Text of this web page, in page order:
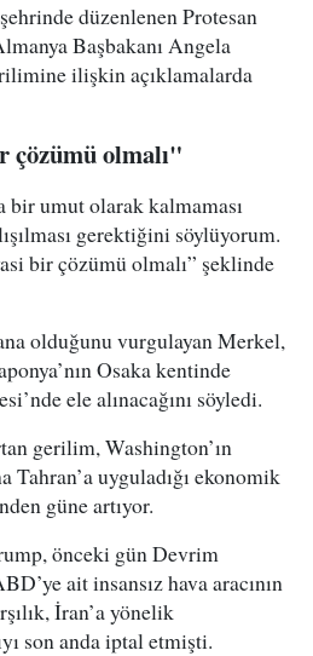
düzenlenen Protesan
Başbakanı Angela
ilişkin açıklamalarda
çözümü olmalı"
bir umut olarak kalmaması
gerektiğini söylüyorum.
bir çözümü olmalı” şeklinde
olduğunu vurgulayan Merkel,
Osaka kentinde
ele alınacağını söyledi.
gerilim, Washington’ın
Tahran’a uyguladığı ekonomik
güne artıyor.
önceki gün Devrim
ait insansız hava aracının
İran’a yönelik
son anda iptal etmişti.